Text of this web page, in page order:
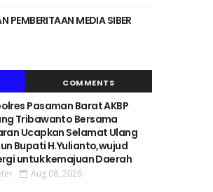
PEMBERITAAN MEDIA SIBER
COMMENTS
Pasaman Barat AKBP
Tribawanto Bersama
Ucapkan Selamat Ulang
Bupati H.Yulianto,wujud
untuk kemajuan Daerah
Aug 08, 2026